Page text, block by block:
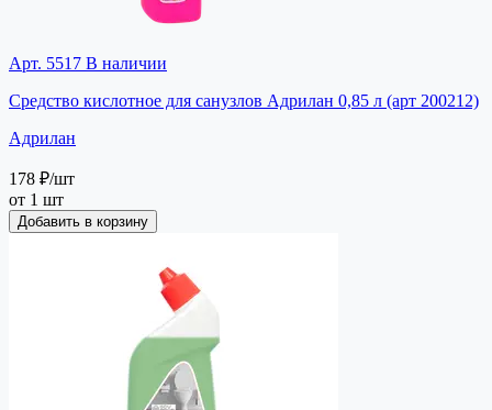
Арт. 5517 В наличии
Средство кислотное для санузлов Адрилан 0,85 л (арт 200212)
Адрилан
178 ₽/шт
от 1 шт
Добавить в корзину